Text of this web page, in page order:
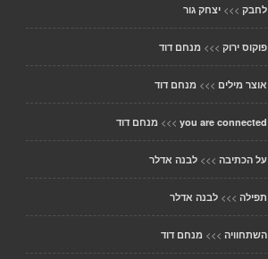
לחבק >>> יצחק גור
פוקוס ירוק >>> מנחם דוד
אוצר מילים >>> מנחם דוד
you are connected
>>> מנחם דוד
על הכתיבה >>> לבנה אדלר
תפילה >>> לבנה אדלר
השתחוויה >>> מנחם דוד